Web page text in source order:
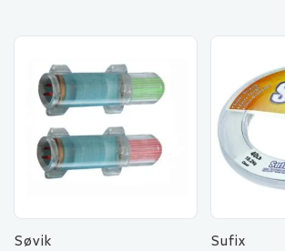
Søvik
Sufix